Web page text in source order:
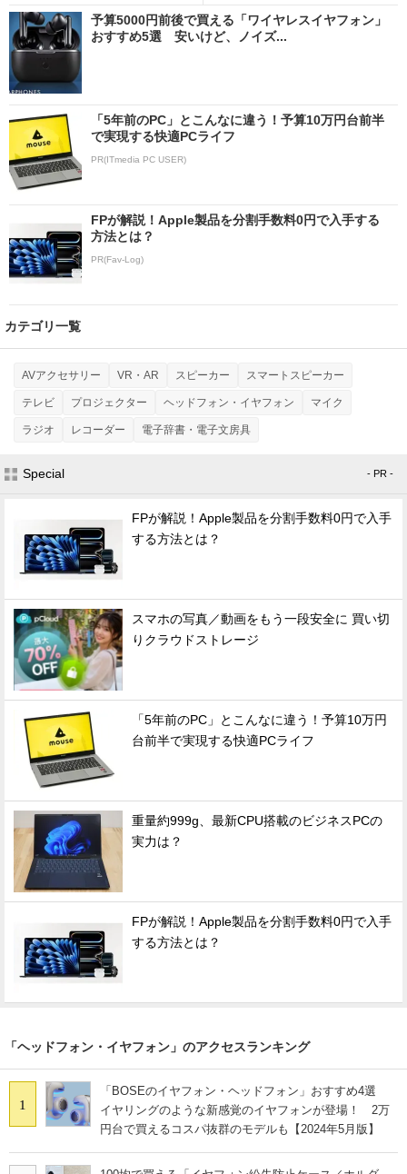
予算5000円前後で買える「ワイヤレスイヤフォン」
おすすめ5選 安いけど、ノイズ...
「5年前のPC」とこんなに違う！予算10万円台前半
で実現する快適PCライフ
PR(ITmedia PC USER)
FPが解説！Apple製品を分割手数料0円で入手する
方法とは？
PR(Fav-Log)
カテゴリ一覧
AVアクセサリー VR・AR スピーカー スマートスピーカー
テレビ プロジェクター ヘッドフォン・イヤフォン マイク
ラジオ レコーダー 電子辞書・電子文房具
Special - PR -
FPが解説！Apple製品を分割手数料0円で入手
する方法とは？
スマホの写真／動画をもう一段安全に 買い切
りクラウドストレージ
「5年前のPC」とこんなに違う！予算10万円
台前半で実現する快適PCライフ
重量約999g、最新CPU搭載のビジネスPCの
実力は？
FPが解説！Apple製品を分割手数料0円で入手
する方法とは？
「ヘッドフォン・イヤフォン」のアクセスランキング
1
「BOSEのイヤフォン・ヘッドフォン」おすすめ4選
イヤリングのような新感覚のイヤフォンが登場！ 2万
円台で買えるコスパ抜群のモデルも【2024年5月版】